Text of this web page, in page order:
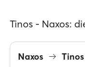
Tinos - Naxos:
Naxos Tinos